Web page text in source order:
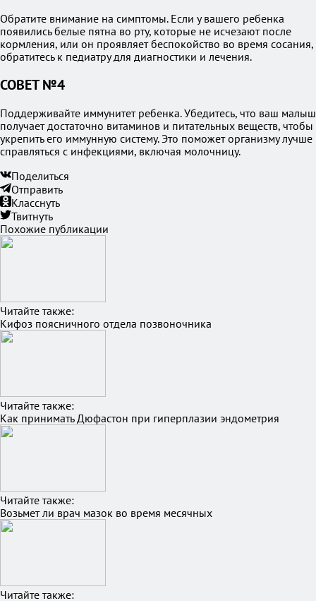
Обратите внимание на симптомы. Если у вашего ребенка
появились белые пятна во рту, которые не исчезают после
кормления, или он проявляет беспокойство во время сосания,
обратитесь к педиатру для диагностики и лечения.
СОВЕТ №4
Поддерживайте иммунитет ребенка. Убедитесь, что ваш малыш
получает достаточно витаминов и питательных веществ, чтобы
укрепить его иммунную систему. Это поможет организму лучше
справляться с инфекциями, включая молочницу.
Поделиться
Отправить
Класснуть
Твитнуть
Похожие публикации
Читайте также:
Кифоз поясничного отдела позвоночника
Читайте также:
Как принимать Дюфастон при гиперплазии эндометрия
Читайте также:
Возьмет ли врач мазок во время месячных
Читайте также: